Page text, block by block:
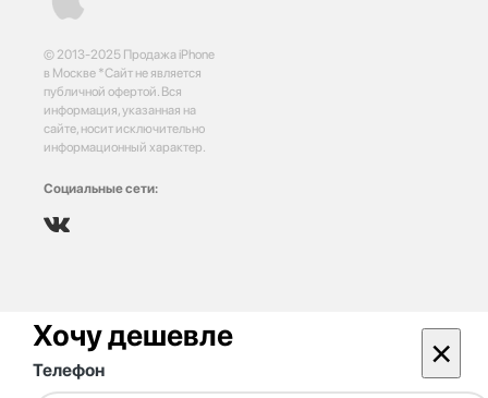
© 2013-2025 Продажа iPhone
в Москве *Сайт не является
публичной офертой. Вся
информация, указанная на
сайте, носит исключительно
информационный характер.
Социальные сети:
Хочу дешевле ×
Телефон